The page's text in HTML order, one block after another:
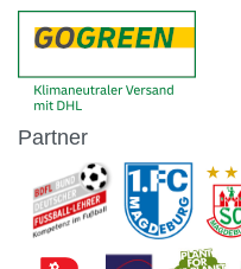
Partner